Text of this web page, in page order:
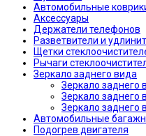
Автомобильные
Аксессуары
Держатели телефонов
Разветвители и
Щетки
Рычаги
Зеркало заднего вида
Зеркало заднего
Зеркало заднего
Зеркало
Автомобильные
Подогрев двигателя